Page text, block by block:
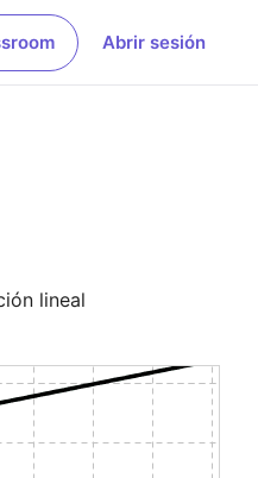
Abrir sesión
lineal